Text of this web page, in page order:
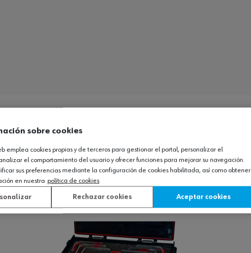
QUE TE PUEDEN GUSTAR!
sobre cookies
emplea cookies propias y de terceros para gestionar el portal, personalizar el
el comportamiento del usuario y ofrecer funciones para mejorar su navegación.
sus preferencias mediante la configuración de cookies habilitada, así como obtener
en nuestra política de cookies
Rechazar cookies Aceptar cookies